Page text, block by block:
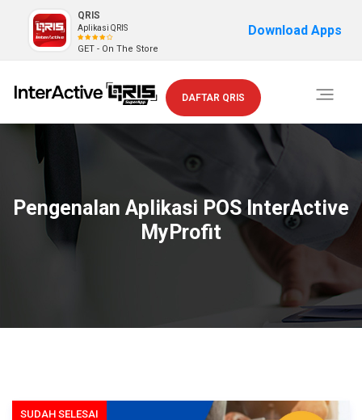
QRIS
Aplikasi QRIS
GET - On The Store
Download Apps
Toggle
DAFTAR QRIS
Pengenalan Aplikasi POS InterActive
MyProfit
SUDAH SELESAI